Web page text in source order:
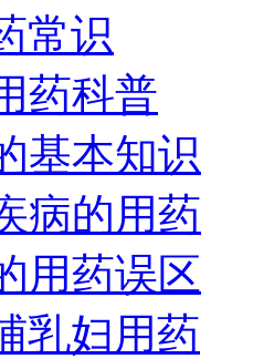
常识
药科普
基本知识
病的用药
用药误区
乳妇用药